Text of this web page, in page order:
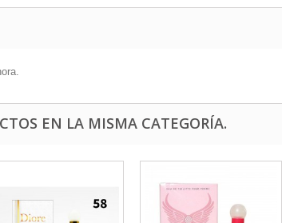
EN LA MISMA CATEGORÍA.